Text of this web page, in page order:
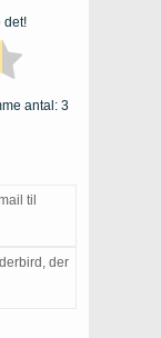
det!
antal: 3
til
der